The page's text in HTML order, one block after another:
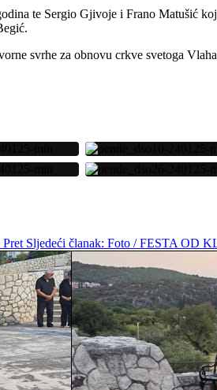
te Sergio Gjivoje i Frano Matušić
svrhe za obnovu crkve svetoga
Pret Sljedeći članak: Foto / FESTA